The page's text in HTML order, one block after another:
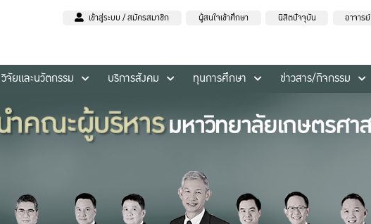
เข้าสู่ระบบ / สมัครสมาชิก ผู้สนใจเข้าศึกษา นิสิตปัจจุบัน อาจารย์
วิจัยและนวัตกรรม บริการสังคม ทุนการศึกษา ข่าวสาร/กิจกรรม